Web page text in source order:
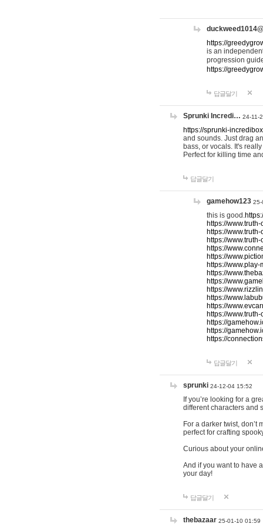
https://
is an
progression
https://
답글달기
Sprunki Incredi… 24-11-
https://sprunki-
and sounds. Just drag
bass, or vocals. It's
Perfect for killing time
답글달기
gamehow123 25-
this is good.
https://
https://
https://
https://
https://
https://
https://
https://
https://
https://
https://
https://
https://
https://
https://
답글달기
sprunki 24-12-04 15:52
If you’re looking for a
different characters and
For a darker twist, don’t
perfect for crafting
Curious about your
And if you want to have
your day!
답글달기
thebazaar 25-01-10 01:59